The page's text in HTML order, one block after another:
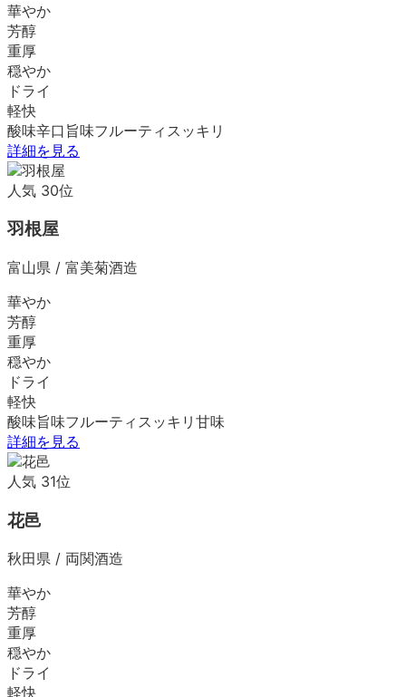
華やか
芳醇
重厚
穏やか
ドライ
軽快
酸味辛口 旨味フルーティ スッキリ
詳細を見る
人気 30位
羽根屋
富山県 / 富美菊酒造
華やか
芳醇
重厚
穏やか
ドライ
軽快
酸味旨味フルーティ スッキリ 甘味
詳細を見る
人気 31位
花邑
秋田県 / 両関酒造
華やか
芳醇
重厚
穏やか
ドライ
軽快